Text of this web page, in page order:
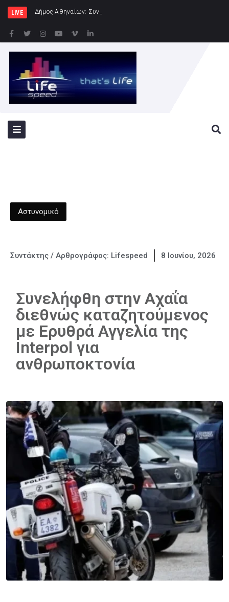
LIVE Δήμος Αθηναίων: Συνεχίζονται οι εντατι
Αστυνομικό
Συντάκτης / Αρθρογράφος: Lifespeed 8 Ιουνίου, 2026
Συνελήφθη στην Αχαΐα
διεθνώς καταζητούμενος
με Ερυθρά Αγγελία της
Interpol για
ανθρωποκτονία